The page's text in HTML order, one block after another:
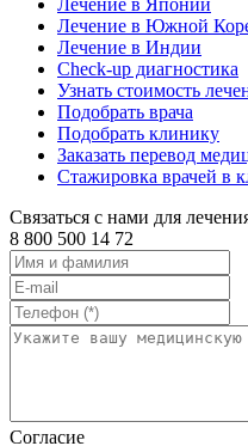
Лечение в Японии
Лечение в Южной
Лечение в Индии
Check-up диагностика
Узнать стоимость
Подобрать врача
Подобрать клинику
Заказать перевод
Стажировка врачей в
Связаться с нами для
8 800 500 14 72
Согласие